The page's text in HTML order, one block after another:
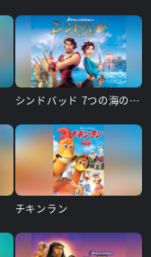
シンドバッド 7つの海の伝説
チキンラン